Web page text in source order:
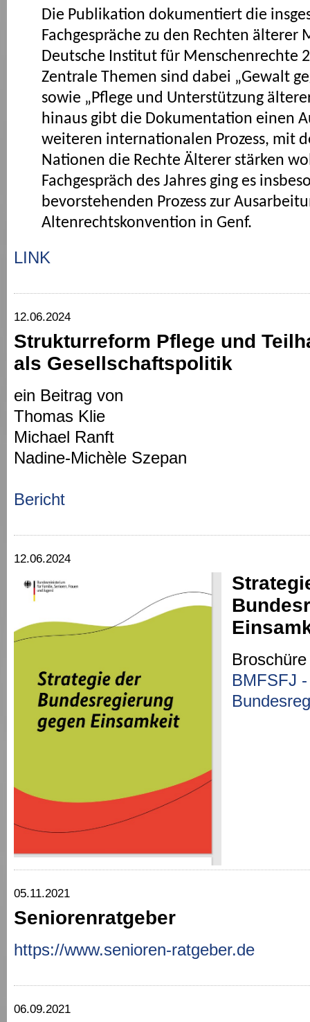
Die Publikation dokumentiert die
Fachgespräche zu den Rechten älterer
Deutsche Institut für Menschenrechte
Zentrale Themen sind dabei „Gewalt
sowie „Pflege und Unterstützung
hinaus gibt die Dokumentation einen
weiteren internationalen Prozess, mit
Nationen die Rechte Älterer stärken
Fachgespräch des Jahres ging es
bevorstehenden Prozess zur
Altenrechtskonvention in Genf.
LINK
12.06.2024
Strukturreform Pflege und
als Gesellschaftspolitik
ein Beitrag von
Thomas Klie
Michael Ranft
Nadine-Michèle Szepan
Bericht
12.06.2024
BMFSFJ
05.11.2021
Seniorenratgeber
https://www.senioren-ratgeber.de
06.09.2021